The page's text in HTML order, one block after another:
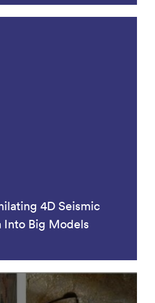
4D Seismic
Into Big Models